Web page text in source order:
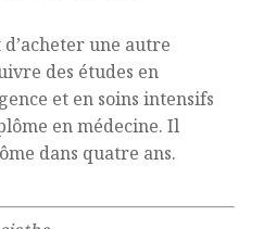
une autre
des études en
et en soins intensifs
en médecine. Il
dans quatre ans.